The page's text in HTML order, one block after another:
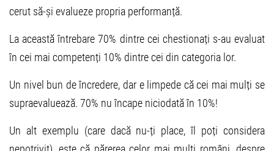
cerut să-și evalueze propria performanță.
La această întrebare 70% dintre cei chestionați s-au evaluat
în cei mai competenți 10% dintre cei din categoria lor.
Un nivel bun de încredere, dar e limpede că cei mai mulți se
supraevaluează. 70% nu încape niciodată în 10%!
Un alt exemplu (care dacă nu-ți place, îl poți considera